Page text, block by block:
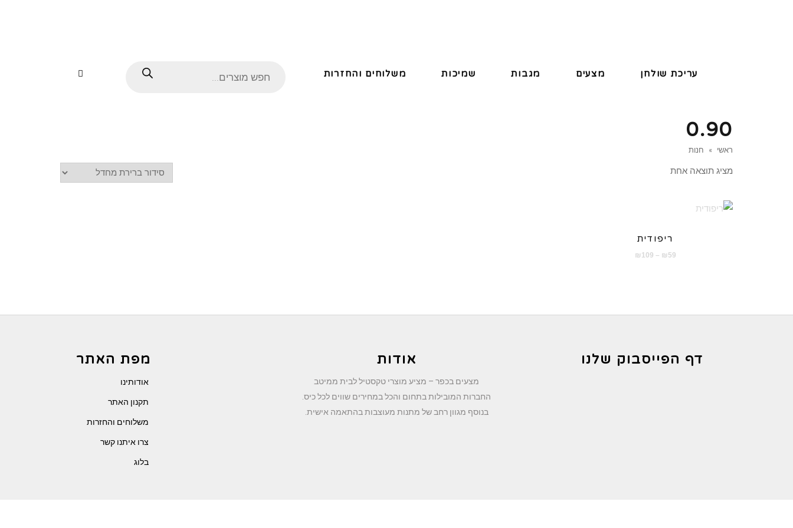
עריכת שולחן מצעים מגבות שמיכות משלוחים והחזרות
0.90
ראשי » חנות
מציג תוצאה אחת
ריפודית
₪ 59
–
₪ 109
דף הפייסבוק שלנו אודות
מצעים בכפר – מציע מוצרי טקסטיל לבית ממיטב
החברות המובילות בתחום והכל במחירים שווים לכל כיס.
בנוסף מגוון רחב של מתנות מעוצבות בהתאמה אישית.
מפת האתר
אודותינו
תקנון האתר
משלוחים והחזרות
צרו איתנו קשר
בלוג